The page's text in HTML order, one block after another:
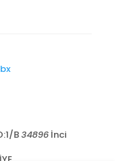
B34896İnci